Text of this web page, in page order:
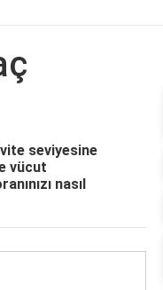
seviyesine
vücut
nasıl